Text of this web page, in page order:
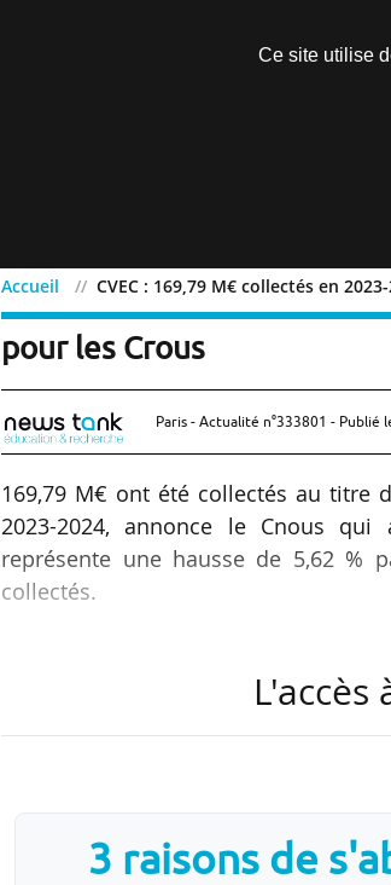
Accueil CVEC : 169,79 M€ collectés en
CVEC : 169,79 M€
pour les Crous
Paris - Actualité n°333801 - Publié
169,79 M€ ont été collectés au titre
2023-2024, annonce le Cnous
représente une hausse de 5,62 %
collectés.
(contre 136,63 M€ en 2022-2023,
La part variable par inscription
À cela s’ajoute le montant de
la nature de l’établissement
3 raisons de
Ce site utilise